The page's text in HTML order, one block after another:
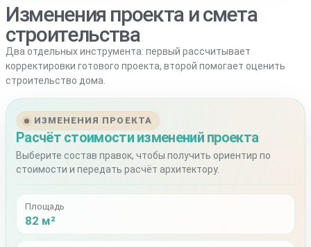
Изменения проекта и смета
строительства
Два отдельных инструмента: первый рассчитывает
корректировки готового проекта, второй помогает оценить
строительство дома.
ИЗМЕНЕНИЯ ПРОЕКТА
Расчёт стоимости изменений проекта
Выберите состав правок, чтобы получить ориентир по
стоимости и передать расчёт архитектору.
Площадь
82 м²